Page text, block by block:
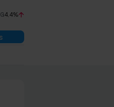
4,4%